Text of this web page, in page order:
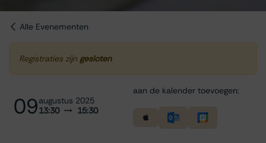
Alle Evenementen
Registraties zijn gesloten
09augustus 2025
13:30
15:30
aan de kalender toevoegen: